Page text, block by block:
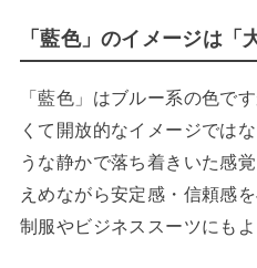
「藍色」のイメージは「
「藍色」はブルー系の色で
くて開放的なイメージでは
うな静かで落ち着きいた感
えめながら安定感・信頼感
制服やビジネススーツにも